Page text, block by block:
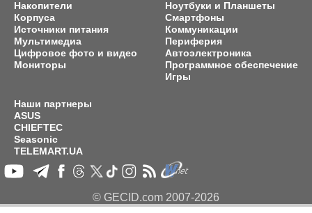
Накопители
Корпуса
Источники питания
Мультимедиа
Цифровое фото и видео
Мониторы
Ноутбуки и Планшеты
Смартфоны
Коммуникации
Периферия
Автоэлектроника
Программное обеспечение
Игры
Наши партнеры
ASUS
CHIEFTEC
Seasonic
TELEMART.UA
© GECID.com 2007-2026